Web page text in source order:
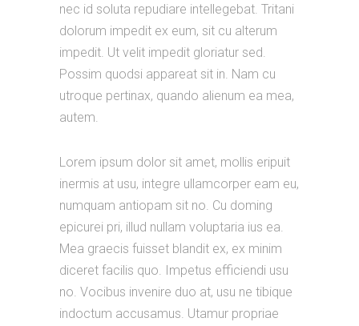
nec id soluta repudiare intellegebat. Tritani
dolorum impedit ex eum, sit cu alterum
impedit. Ut velit impedit gloriatur sed.
Possim quodsi appareat sit in. Nam cu
utroque pertinax, quando alienum ea mea,
autem.
Lorem ipsum dolor sit amet, mollis eripuit
inermis at usu, integre ullamcorper eam eu,
numquam antiopam sit no. Cu doming
epicurei pri, illud nullam voluptaria ius ea.
Mea graecis fuisset blandit ex, ex minim
diceret facilis quo. Impetus efficiendi usu
no. Vocibus invenire duo at, usu ne tibique
indoctum accusamus. Utamur propriae